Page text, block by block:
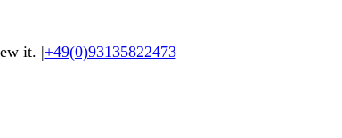
it. |+49(0)93135822473